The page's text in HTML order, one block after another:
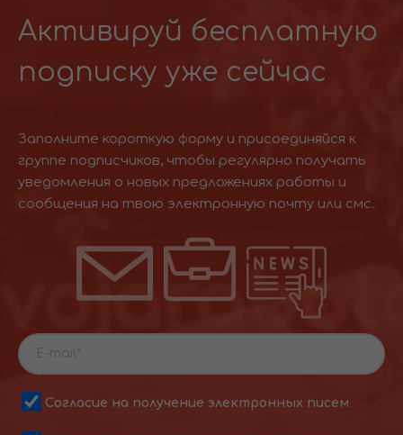
Активируй бесплатную
подписку уже сейчас
Заполните короткую форму и присоединяйся к
группе подписчиков, чтобы регулярно получать
уведомления о новых предложениях работы и
сообщения на твою электронную почту или смс.
Согласие на получение электронных писем